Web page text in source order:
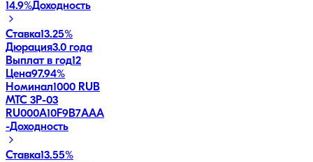
14.9%Доходность
Ставка13.25%
Дюрация3.0 года
Выплат в год12
Цена97.94%
Номинал1000 RUB
МТС 3Р-03
RU000A10F9B7AAA
-Доходность
Ставка13.55%